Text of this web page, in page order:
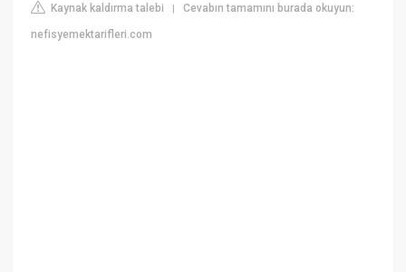
Kaynak kaldırma talebi |Cevabın tamamını burada okuyun:
nefisyemektarifleri.com